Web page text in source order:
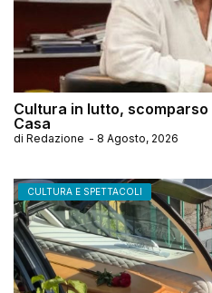
Cultura in lutto,
Casa
di Redazione - 8 Agosto, 2026
CULTURA E SPETTACOLI